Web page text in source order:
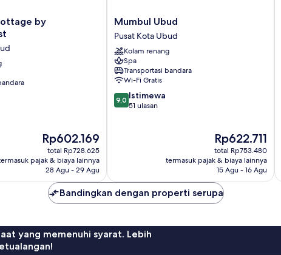
by
Harga
sekarang
Rp602.169
Rp602.169
total Rp728.625
pajak & biaya lainnya
28 Agu - 29 Agu
Mumbul
Ubud
Pusat
Kota
Ubud
Mumbul Ubud
Pusat Kota Ubud
Kolam renang
Spa
Transportasi bandara
Wi-Fi Gratis
9.0
dari
9,0 Istimewa
51 ulasan
Harga
sekarang
Rp622.711
Rp622.711
total Rp753.480
termasuk pajak & biaya lainnya
15 Agu - 16 Agu
Bandingkan dengan properti serupa
yang memenuhi syarat. Lebih